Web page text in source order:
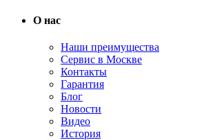
О нас
Наши преимущества
Сервис в Москве
Контакты
Гарантия
Блог
Новости
Видео
История